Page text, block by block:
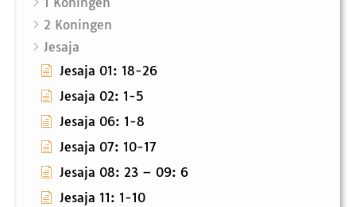
2 Koningen
Jesaja
Jesaja 01: 18-26
Jesaja 02: 1-5
Jesaja 06: 1-8
Jesaja 07: 10-17
Jesaja 08: 23 – 09: 6
Jesaja 11: 1-10